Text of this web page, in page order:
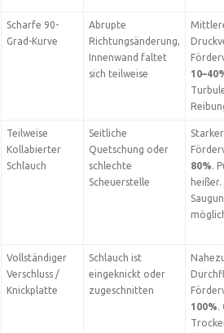
Scharfe 90-
Grad-Kurve
Abrupte
Richtungsänderung,
Innenwand faltet
sich teilweise
Teilweise
Kollabierter
Schlauch
Seitliche
Quetschung oder
schlechte
Scheuerstelle
80%.
heißer.
Vollständiger
Verschluss /
Knickplatte
Schlauch ist
eingeknickt oder
zugeschnitten
100%.